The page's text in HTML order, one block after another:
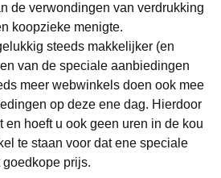
de verwondingen van verdrukking
koopzieke menigte.
steeds makkelijker (en
van de speciale aanbiedingen
meer webwinkels doen ook mee
op deze ene dag. Hierdoor
en hoeft u ook geen uren in de kou
te staan voor dat ene speciale
prijs.